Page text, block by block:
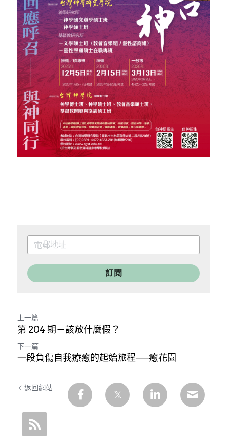
訂閱
上一篇
第 204 期－該放什麼假？
下一篇
一段負傷自我療癒的起始旅程──癒花園
返回網站